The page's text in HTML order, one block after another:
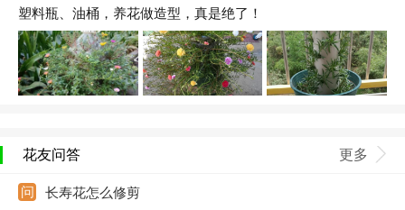
塑料瓶、油桶，养花做造型，真是绝了！
花友问答 更多
长寿花怎么修剪